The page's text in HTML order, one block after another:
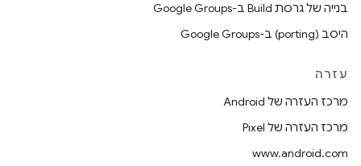
בנייה של גרסת Build ב-Google Groups
היסב (porting) ב-Google Groups
עזרה
מרכז העזרה של Android
מרכז העזרה של Pixel
www.android.com